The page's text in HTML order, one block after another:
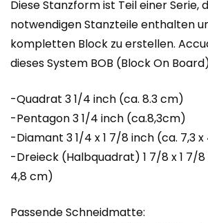
Diese Stanzform ist Teil einer Serie,
notwendigen Stanzteile enthalten
kompletten Block zu erstellen.
dieses System BOB (Block On
-Quadrat 3 1/4 inch (ca. 8.3 cm)
-Pentagon 3 1/4 inch (ca.8,3cm)
-Diamant 3 1/4 x 1 7/8 inch (ca. 7,3
-Dreieck (Halbquadrat) 1 7/8 x 1 7/8
4,8 cm)
Passende Schneidmatte: